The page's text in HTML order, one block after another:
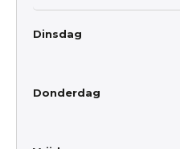
Dinsdag
Donderdag